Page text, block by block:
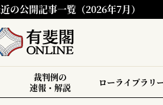
の公開記事一覧（2026年7月）
裁判例の
速報・解説
ローライブラリ